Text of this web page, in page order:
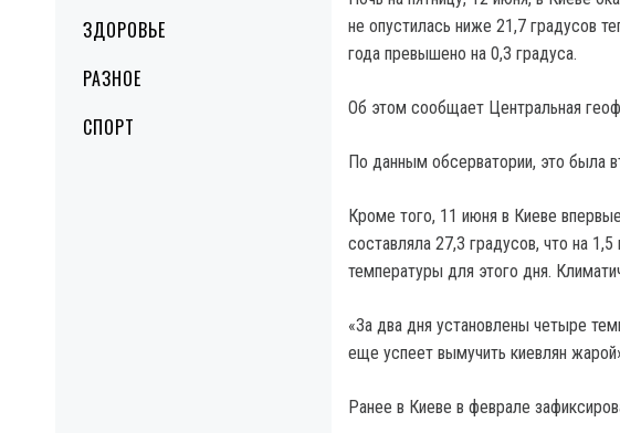
ЗДОРОВЬЕ
РАЗНОЕ
СПОРТ
не опустилась ниже 21,7 градусов
года превышено на 0,3 градуса.
Об этом сообщает Центральная
По данным обсерватории, это была
Кроме того, 11 июня в Киеве
составляла 27,3 градусов, что на
температуры для этого дня.
«За два дня установлены четыре
еще успеет вымучить киевлян
Ранее в Киеве в феврале